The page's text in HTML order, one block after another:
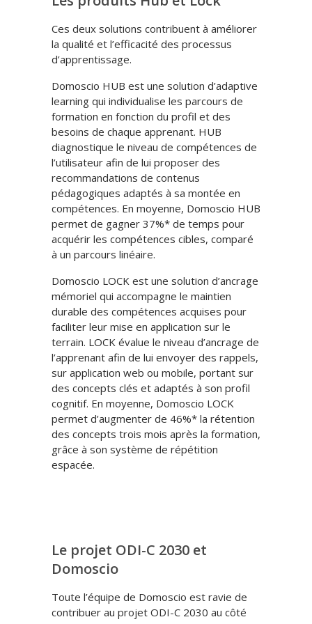
Ces deux solutions contribuent à améliorer
la qualité et l’efficacité des processus
d’apprentissage.
Domoscio HUB est une solution d’adaptive
learning qui individualise les parcours de
formation en fonction du profil et des
besoins de chaque apprenant. HUB
diagnostique le niveau de compétences de
l’utilisateur afin de lui proposer des
recommandations de contenus
pédagogiques adaptés à sa montée en
compétences. En moyenne, Domoscio HUB
permet de gagner 37%* de temps pour
acquérir les compétences cibles, comparé
à un parcours linéaire.
Domoscio LOCK est une solution d’ancrage
mémoriel qui accompagne le maintien
durable des compétences acquises pour
faciliter leur mise en application sur le
terrain. LOCK évalue le niveau d’ancrage de
l’apprenant afin de lui envoyer des rappels,
sur application web ou mobile, portant sur
des concepts clés et adaptés à son profil
cognitif. En moyenne, Domoscio LOCK
permet d’augmenter de 46%* la rétention
des concepts trois mois après la formation,
grâce à son système de répétition
espacée.
Le projet ODI-C 2030 et
Domoscio
Toute l’équipe de Domoscio est ravie de
contribuer au projet ODI-C 2030 au côté